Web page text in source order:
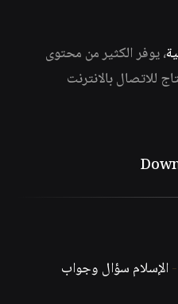
، يوفر الكثير من محتوى
للاتصال بالانترنت
-الإسلام سؤال وجواب